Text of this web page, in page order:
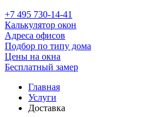
+7 495 730-14-41
Калькулятор окон
Адреса офисов
Подбор по типу дома
Цены на окна
Бесплатный замер
Главная
Услуги
Доставка